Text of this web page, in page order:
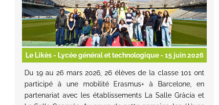
Le Likès - Lycée général et technologique- 15 juin 2026
Du 19 au 26 mars 2026, 26 élèves de la classe 101 ont
participé à une mobilité Erasmus+ à Barcelone, en
partenariat avec les établissements La Salle Gràcia et